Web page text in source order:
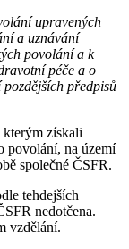
upravených
a uznávání
povolání a k
péče a o
pozdějších předpisů
získali
povolání, na území
společné ČSFR.
tehdejších
nedotčena.
vzdělání.